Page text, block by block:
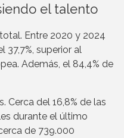
el talento
Entre 2020 y 2024
superior al
Además, el 84,4% de
Cerca del 16,8% de las
durante el último
de 739.000